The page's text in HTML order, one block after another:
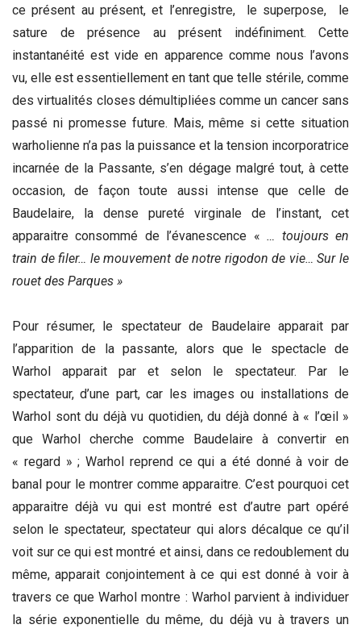
ce présent au présent, et l’enregistre, le superpose, le
sature de présence au présent indéfiniment. Cette
instantanéité est vide en apparence comme nous l’avons
vu, elle est essentiellement en tant que telle stérile, comme
des virtualités closes démultipliées comme un cancer sans
passé ni promesse future. Mais, même si cette situation
warholienne n’a pas la puissance et la tension incorporatrice
incarnée de la Passante, s’en dégage malgré tout, à cette
occasion, de façon toute aussi intense que celle de
Baudelaire, la dense pureté virginale de l’instant, cet
apparaitre consommé de l’évanescence «… toujours en
train de filer… le mouvement de notre rigodon de vie… Sur le
rouet des Parques »
Pour résumer, le spectateur de Baudelaire apparait par
l’apparition de la passante, alors que le spectacle de
Warhol apparait par et selon le spectateur. Par le
spectateur, d’une part, car les images ou installations de
Warhol sont du déjà vu quotidien, du déjà donné à « l’œil »
que Warhol cherche comme Baudelaire à convertir en
« regard » ; Warhol reprend ce qui a été donné à voir de
banal pour le montrer comme apparaitre. C’est pourquoi cet
apparaitre déjà vu qui est montré est d’autre part opéré
selon le spectateur, spectateur qui alors décalque ce qu’il
voit sur ce qui est montré et ainsi, dans ce redoublement du
même, apparait conjointement à ce qui est donné à voir à
travers ce que Warhol montre : Warhol parvient à individuer
la série exponentielle du même, du déjà vu à travers un